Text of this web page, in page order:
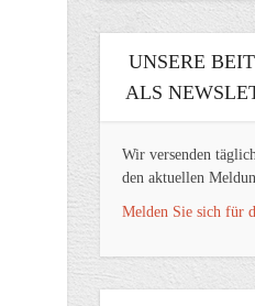
UNSERE
ALS
Wir versenden
den aktuellen
Melden Sie sich für